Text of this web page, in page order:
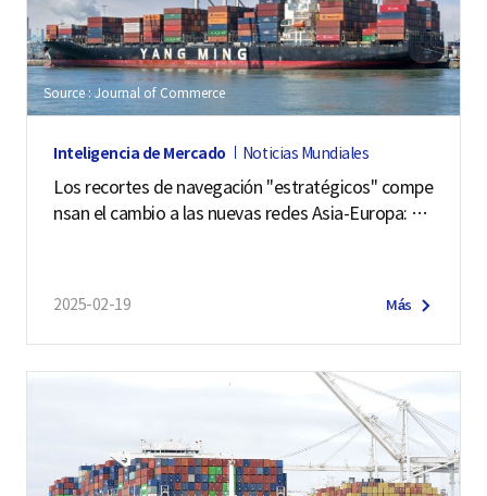
Source : Journal of Commerce
Inteligencia de Mercado Noticias Mundiales
Los recortes de navegación "estratégicos" compe
nsan el cambio a las nuevas redes Asia-Europa: ee
2025-02-19 Más